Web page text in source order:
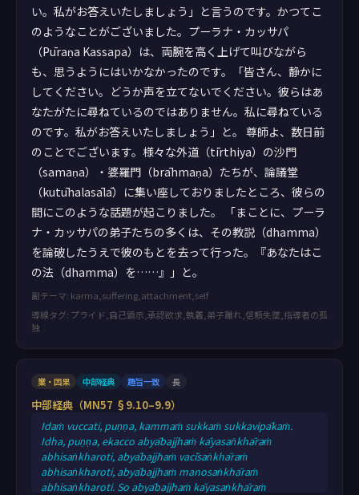
い。私がお答えいたしましょう」と言うのです。かつてこ
のようなことがございました。プーラナ・カッサパ
（Pūraṇa Kassapa）は、両腕を高く上げて叫びながら
も、思うようにはいかなかったのです。「皆さん、静かに
してください。どうか声を立てないでください。彼らはあ
なたがたに尋ねているのではありません。私に尋ねている
のです。私がお答えいたしましょう」と。 尊師よ、数日前
のことでございます。様々な外道（tīrthiya）の沙門
（samaṇa）・婆羅門（brāhmaṇa）たちが、論議堂
（kutūhalasālā）に集い座しておりましたところ、彼らの
間にこのような話題が起こりました。 「まことに、プーラ
ナ・カッサパの弟子たちの多くは、その教説（dhamma）
を論破したうえで彼のもとを去って行った。『あなたはこ
の法（dhamma）を……』」と。
副テーマ: karma,suffering,attachment,self
導線タグ: プライド,自己顕示,承認欲求,執着,弟子離れ,信頼失墜,指導者の孤
独
業・因果 中部経典 趣旨一致 長
中部経典（MN57 §9.10–9.9）
Idaṁ vuccati, puṇṇa, kammaṁ sukkaṁ sukkavipākaṁ.
Idha, puṇṇa, ekacco abyābajjhaṁ kāyasaṅkhāraṁ
abhisaṅkharoti, abyābajjhaṁ vacīsaṅkhāraṁ
abhisaṅkharoti, abyābajjhaṁ manosaṅkhāraṁ
abhisaṅkharoti. So abyābajjhaṁ kāyasaṅkhāraṁ